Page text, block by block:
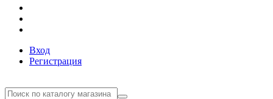
Вход
Регистрация